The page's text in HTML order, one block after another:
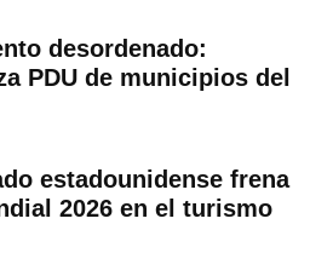
desordenado:
PDU de municipios del
estadounidense frena
2026 en el turismo